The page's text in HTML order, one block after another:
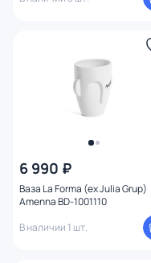
6 990 ₽
Ваза La Forma (ex Julia Grup)
Amenna BD-1001110
В наличии 1 шт.
Цвет
Размер
Тип помещения